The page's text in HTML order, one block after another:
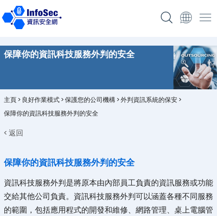
保障你的資訊科技服務外判的安全
主頁> 良好作業模式>保護您的公司機構>外判資訊系統的保安>
保障你的資訊科技服務外判的安全
< 返回
保障你的資訊科技服務外判的安全
資訊科技服務外判是將原本由內部員工負責的資訊服務或功能
交給其他公司負責。資訊科技服務外判可以涵蓋各種不同服務
的範圍，包括應用程式的開發和維修、網路管理、桌上電腦管